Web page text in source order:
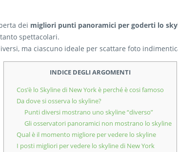
dei migliori punti panoramici per goderti lo
spettacolari.
ma ciascuno ideale per scattare foto
INDICE DEGLI ARGOMENTI
Cos’è lo Skyline di New York è perché è cosi famoso
Da dove si osserva lo skyline?
Punti diversi mostrano uno skyline “diverso”
Gli osservatori panoramici non mostrano lo skyline
Qual è il momento migliore per vedere lo skyline
I posti migliori per vedere lo skyline di New York